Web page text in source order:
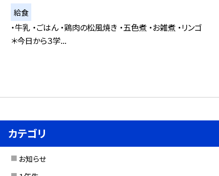
給食
・牛乳 ・ごはん ・鶏肉の松風焼き ・五色煮 ・お雑煮 ・リンゴ
＊今日から３学...
カテゴリ
お知らせ